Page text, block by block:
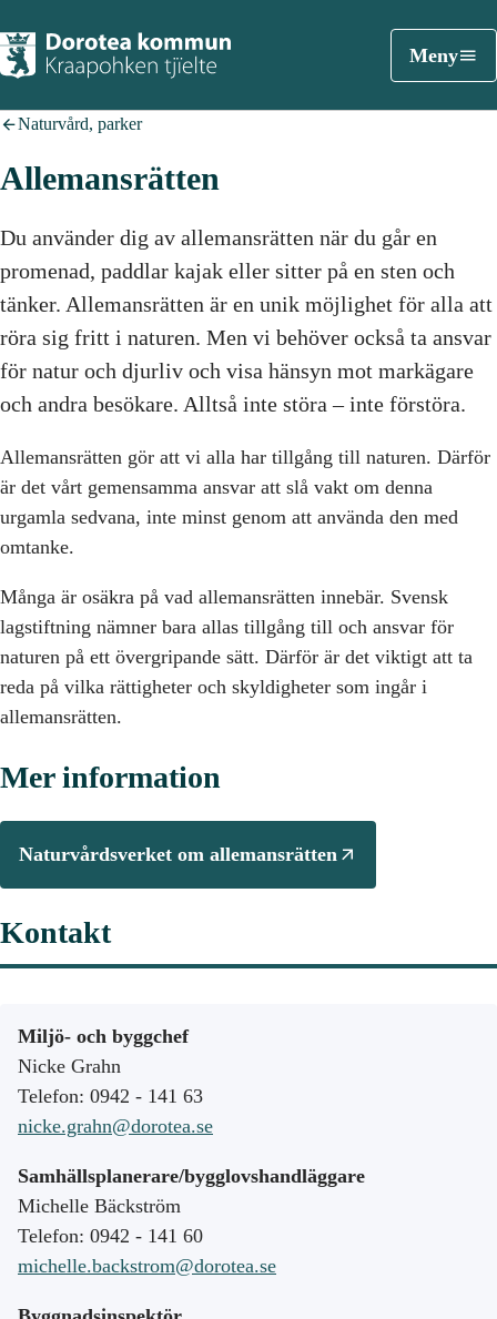
Meny
Naturvård, parker
Allemansrätten
Du använder dig av allemansrätten när du går en
promenad, paddlar kajak eller sitter på en sten och
tänker. Allemansrätten är en unik möjlighet för alla att
röra sig fritt i naturen. Men vi behöver också ta ansvar
för natur och djurliv och visa hänsyn mot markägare
och andra besökare. Alltså inte störa – inte förstöra.
Allemansrätten gör att vi alla har tillgång till naturen. Därför
är det vårt gemensamma ansvar att slå vakt om denna
urgamla sedvana, inte minst genom att använda den med
omtanke.
Många är osäkra på vad allemansrätten innebär. Svensk
lagstiftning nämner bara allas tillgång till och ansvar för
naturen på ett övergripande sätt. Därför är det viktigt att ta
reda på vilka rättigheter och skyldigheter som ingår i
allemansrätten.
Mer information
Naturvårdsverket om allemansrätten
Kontakt
Miljö- och byggchef
Nicke Grahn
Telefon: 0942 - 141 63
nicke.grahn@dorotea.se
Samhällsplanerare/bygglovshandläggare
Michelle Bäckström
Telefon: 0942 - 141 60
michelle.backstrom@dorotea.se